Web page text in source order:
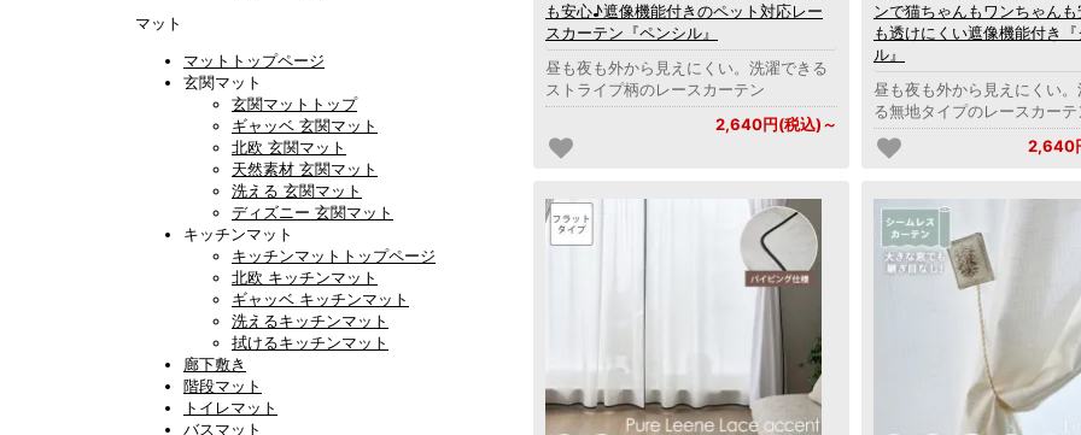
マット
マットトップページ
玄関マット
玄関マットトップ
ギャッベ 玄関マット
北欧 玄関マット
天然素材 玄関マット
洗える 玄関マット
ディズニー 玄関マット
キッチンマット
キッチンマットトップページ
北欧 キッチンマット
ギャッベ キッチンマット
洗えるキッチンマット
拭けるキッチンマット
廊下敷き
階段マット
トイレマット
バスマット
も安心♪遮像機能付きのペット対応レー
スカーテン『ペンシル』
昼も夜も外から見えにくい。洗濯できる
ストライプ柄のレースカーテン
2,640円(税込)～
ンで猫ちゃんもワンちゃん
も透けにくい遮像機能付き『
ル』
昼も夜も外から見えにくい。
る無地タイプのレースカーテ
2,640